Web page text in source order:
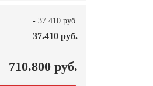
- 37.410 руб.
37.410 руб.
710.800 руб.